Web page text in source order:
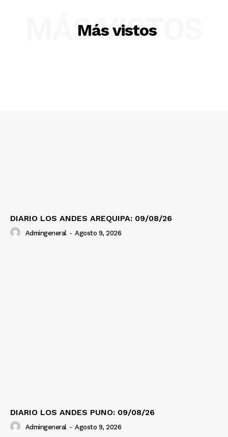
SUSCRIBETE
Más vistos
MÁS VISTOS
DIARIO LOS ANDES AREQUIPA: 09/08/26
Admingeneral - Agosto 9, 2026
DIARIO LOS ANDES PUNO: 09/08/26
Admingeneral - Agosto 9, 2026